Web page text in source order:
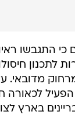
כי התגבשו
לתכנון
מדובאי.
לכאורה
בארץ